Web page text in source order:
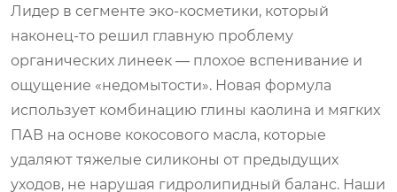
Лидер в сегменте эко-косметики, который
наконец-то решил главную проблему
органических линеек — плохое вспенивание и
ощущение «недомытости». Новая формула
использует комбинацию глины каолина и мягких
ПАВ на основе кокосового масла, которые
удаляют тяжелые силиконы от предыдущих
уходов, не нарушая гидролипидный баланс. Наши